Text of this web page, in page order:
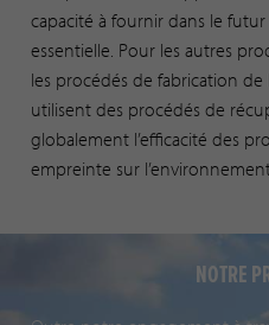
capacité à fournir dans le
essentielle. Pour les autres
les procédés de fabrication
utilisent des procédés de
globalement l’efficacité des
empreinte sur
NOTRE